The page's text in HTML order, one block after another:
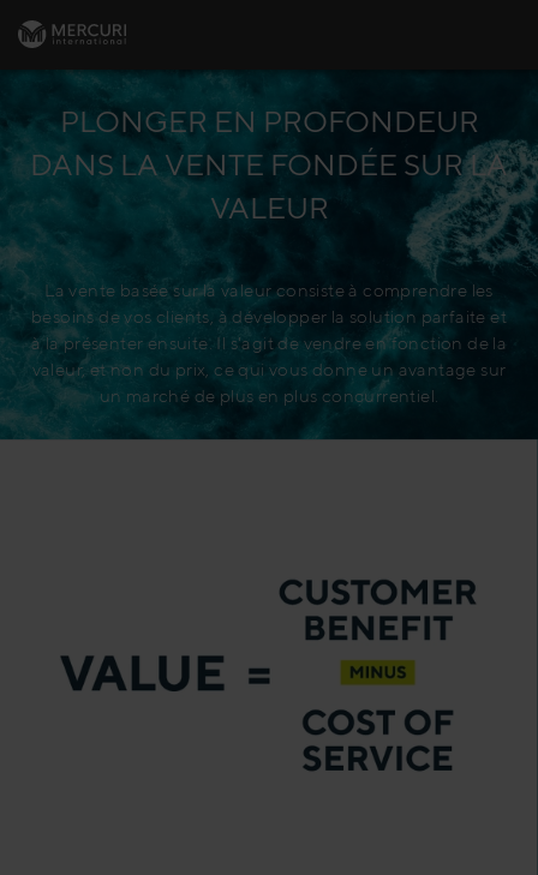
PLONGER EN PROFONDEUR
DANS LA VENTE FONDÉE SUR LA
VALEUR
La vente basée sur la valeur consiste à comprendre les
besoins de vos clients, à développer la solution parfaite et
à la présenter ensuite. Il s'agit de vendre en fonction de la
valeur, et non du prix, ce qui vous donne un avantage sur
un marché de plus en plus concurrentiel.